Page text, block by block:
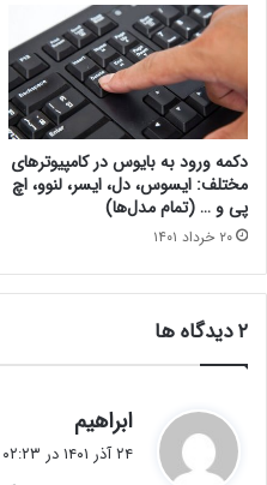
دکمه ورود به بایوس در کامپیوترهای
مختلف: ایسوس، دل، ایسر، لنوو، اچ
پی و … (تمام مدل‌ها)
۲۰ خرداد ۱۴۰۱
‫۲ دیدگاه ها
ابراهیم
ف
۲۴ آذر ۱۴۰۱ در ۰۲:۲۳